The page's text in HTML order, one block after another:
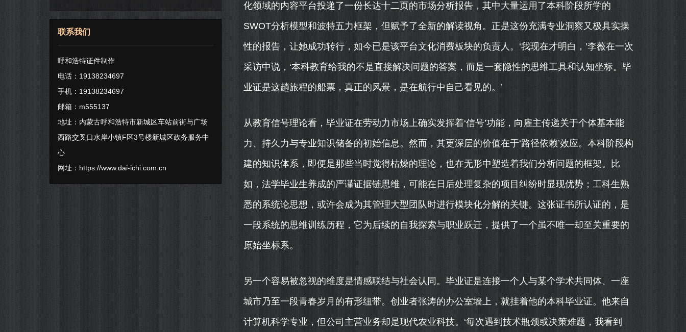
联系我们
呼和浩特证件制作
电话：19138234697
手机：19138234697
邮箱：m555137
地址：内蒙古呼和浩特市新城区车站前街与广场
西路交叉口水岸小镇F区3号楼新城区政务服务中
心
网址： https://www.dai-ichi.com.cn
化领域的内容平台投递了一份长达十二页的市场分析报告，其中大量运用了本科阶段所学的
SWOT分析模型和波特五力框架，但赋予了全新的解读视角。正是这份充满专业洞察又极具实操
性的报告，让她成功转行，如今已是该平台文化消费板块的负责人。‘我现在才明白，’李薇在一次
采访中说，‘本科教育给我的不是直接解决问题的答案，而是一套隐性的思维工具和认知坐标。毕
业证是这趟旅程的船票，真正的风景，是在航行中自己看见的。’
从教育信号理论看，毕业证在劳动力市场上确实发挥着‘信号’功能，向雇主传递关于个体基本能
力、持久力与专业知识储备的初始信息。然而，其更深层的价值在于‘路径依赖’效应。本科阶段构
建的知识体系，即便是那些当时觉得枯燥的理论，也在无形中塑造着我们分析问题的框架。比
如，法学毕业生养成的严谨证据链思维，可能在日后处理复杂的项目纠纷时显现优势；工科生熟
悉的系统论思想，或许会成为其管理大型团队时进行模块化分解的关键。这张证书所认证的，是
一段系统的思维训练历程，它为后续的自我探索与职业跃迁，提供了一个虽不唯一却至关重要的
原始坐标系。
另一个容易被忽视的维度是情感联结与社会认同。毕业证是连接一个人与某个学术共同体、一座
城市乃至一段青春岁月的有形纽带。创业者张涛的办公室墙上，就挂着他的本科毕业证。他来自
计算机科学专业，但公司主营业务却是现代农业科技。‘每次遇到技术瓶颈或决策难题，我看到